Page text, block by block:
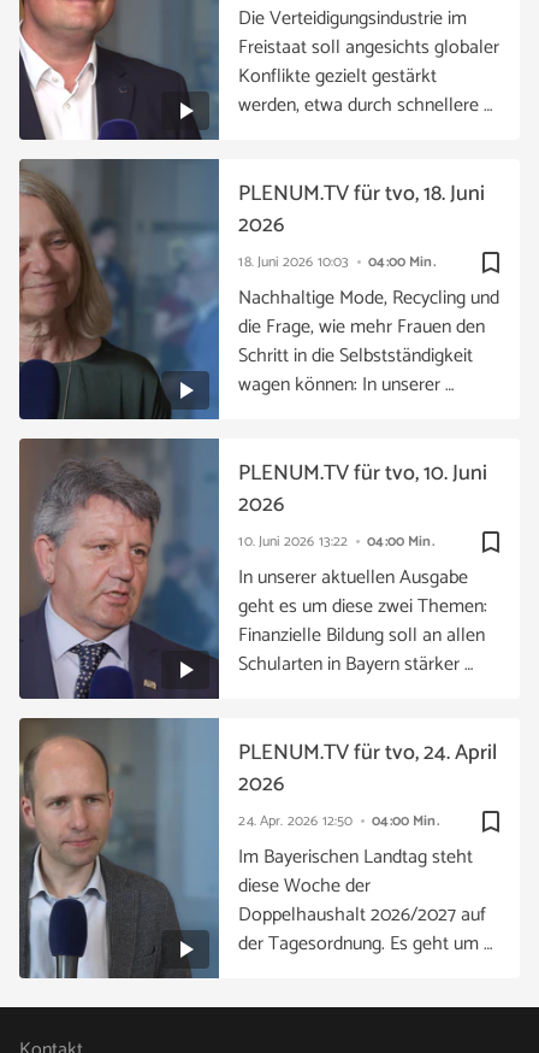
Die Verteidigungsindustrie im
Freistaat soll angesichts globaler
Konflikte gezielt gestärkt
werden, etwa durch schnellere …
bookmark_border
18. Juni 2026 10:03 04:00 Min.
PLENUM.TV für tvo, 18. Juni
2026
Nachhaltige Mode, Recycling und
die Frage, wie mehr Frauen den
Schritt in die Selbstständigkeit
wagen können: In unserer …
bookmark_border
10. Juni 2026 13:22 04:00 Min.
PLENUM.TV für tvo, 10. Juni
2026
In unserer aktuellen Ausgabe
geht es um diese zwei Themen:
Finanzielle Bildung soll an allen
Schularten in Bayern stärker …
bookmark_border
24. Apr. 2026 12:50 04:00 Min.
PLENUM.TV für tvo, 24. April
2026
Im Bayerischen Landtag steht
diese Woche der
Doppelhaushalt 2026/2027 auf
der Tagesordnung. Es geht um …